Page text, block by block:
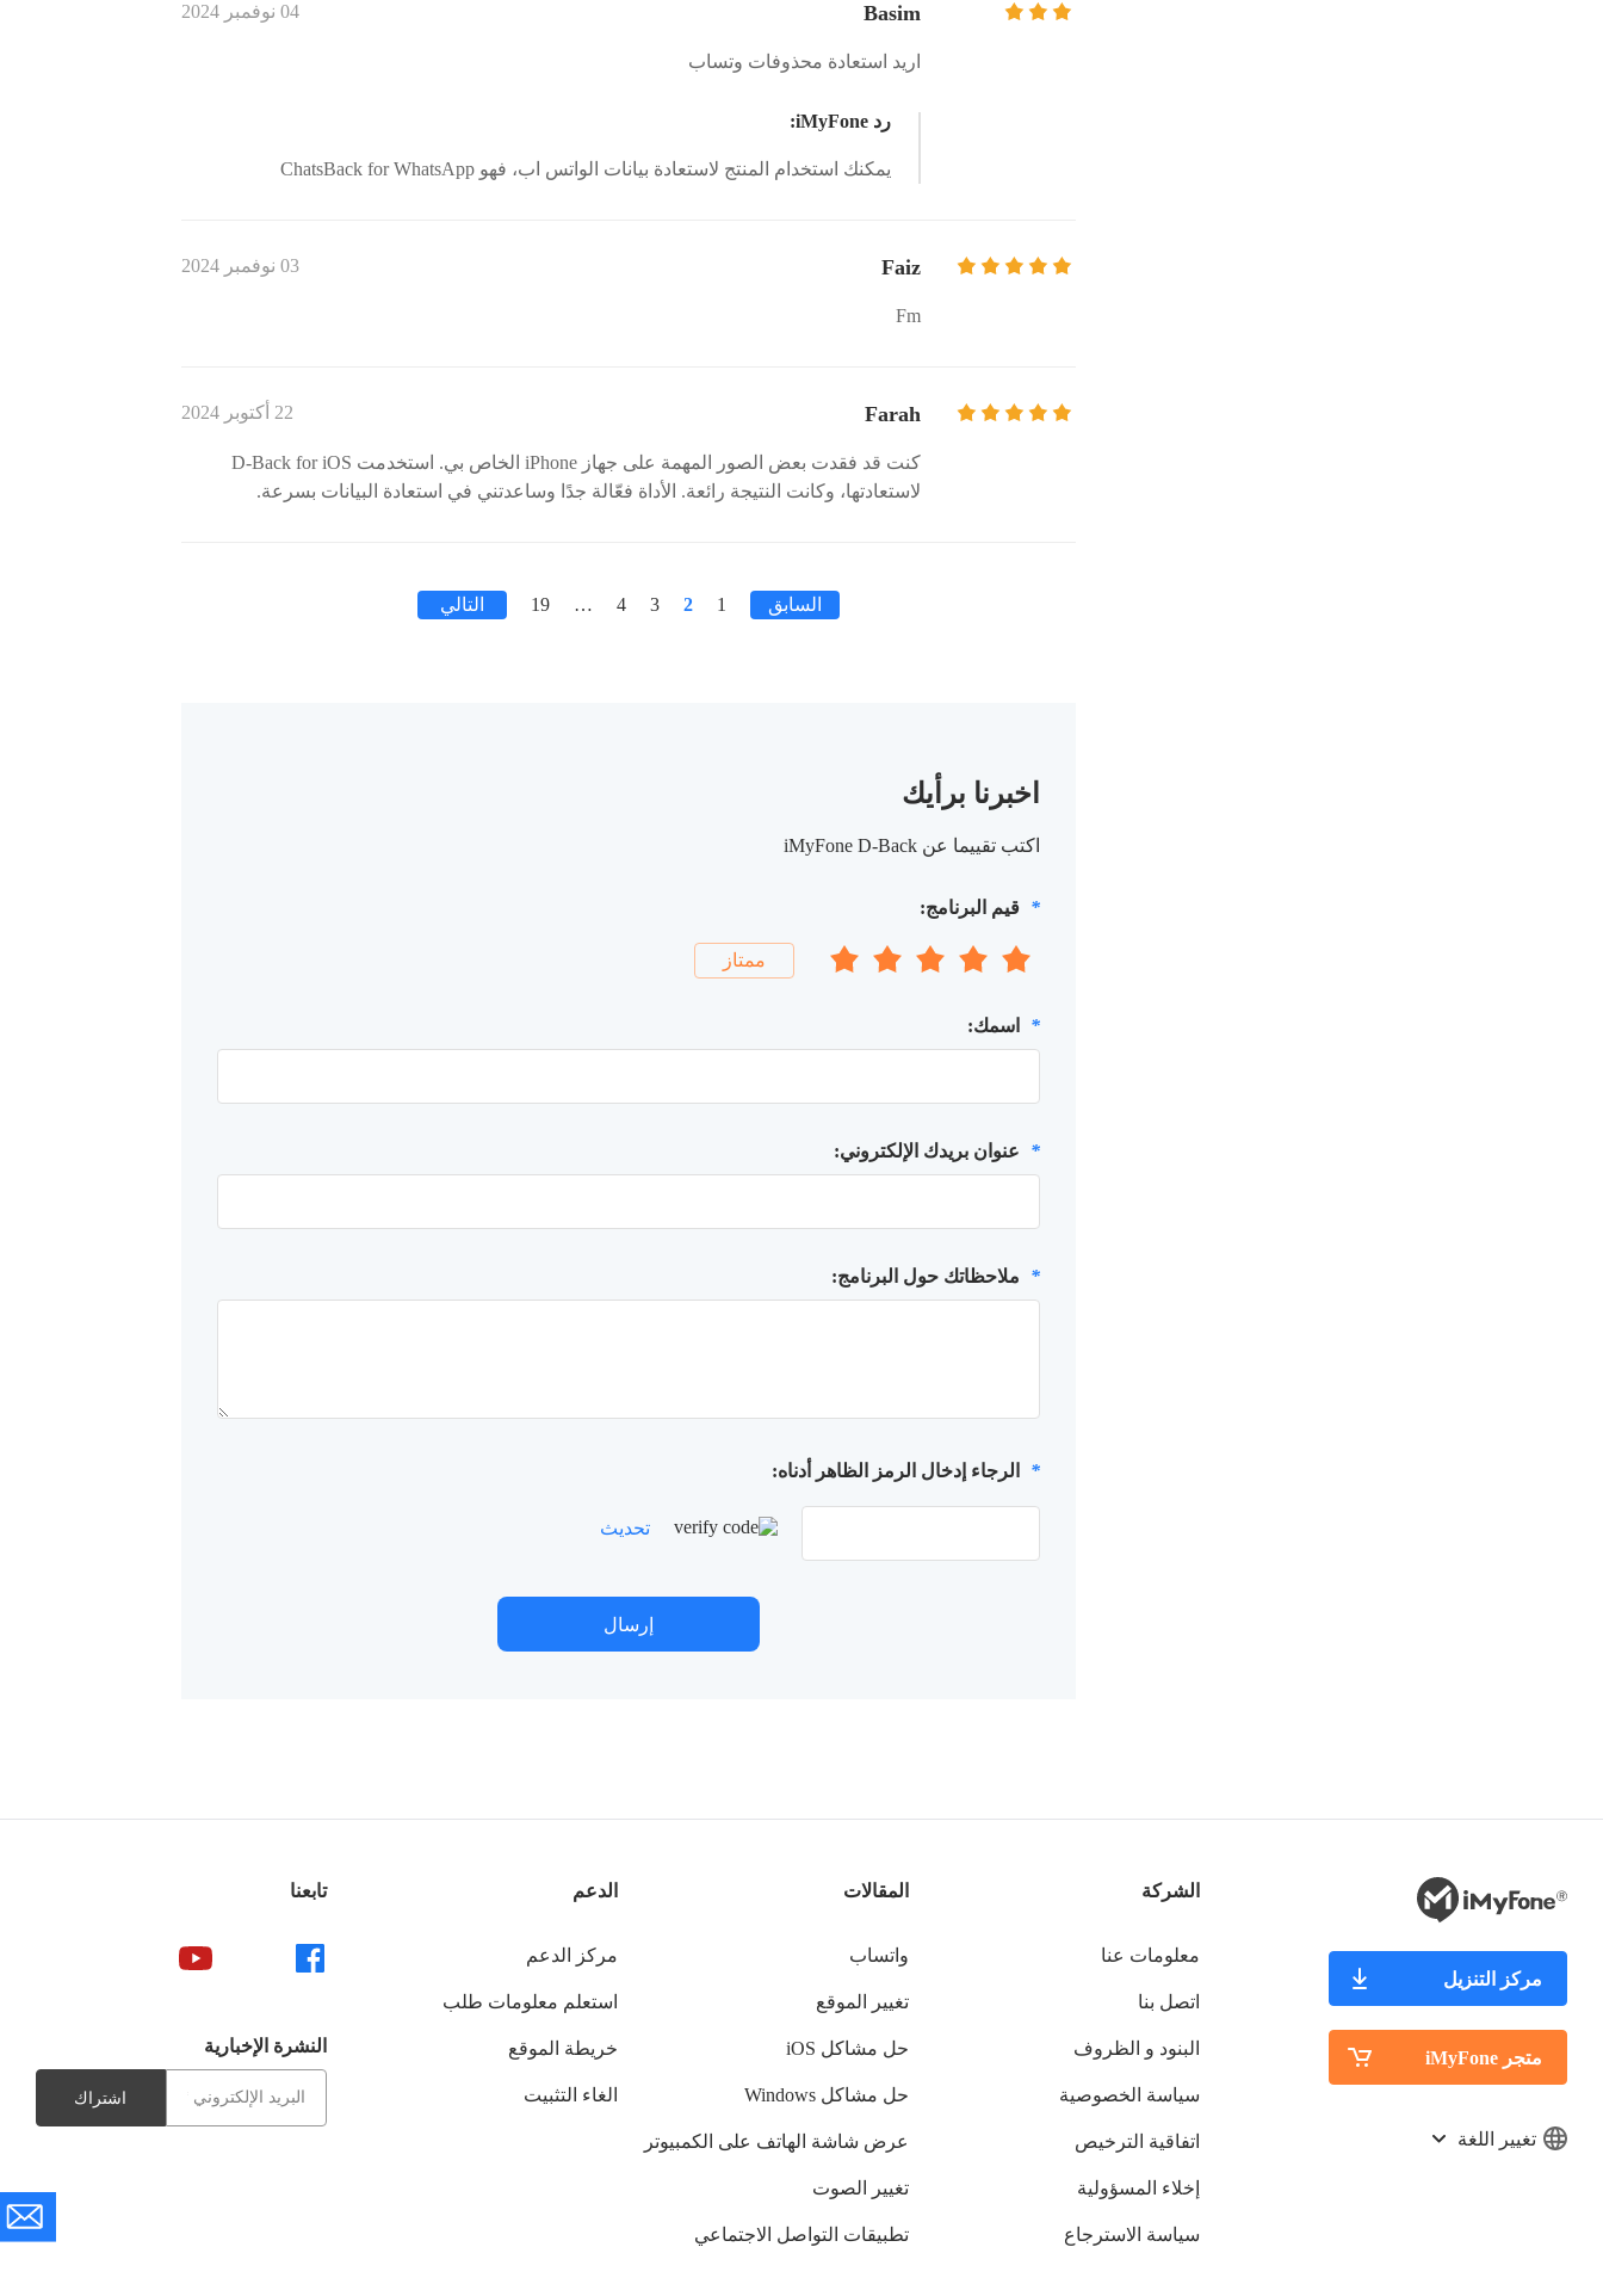
Basim 04 نوفمبر 2024
اريد استعادة محذوفات وتساب
رد iMyFone:
يمكنك استخدام المنتج لاستعادة بيانات الواتس اب، فهو ChatsBack for WhatsApp
Faiz 03 نوفمبر 2024
Fm
Farah 22 أكتوبر 2024
كنت قد فقدت بعض الصور المهمة على جهاز iPhone الخاص بي. استخدمت D-Back for iOS
لاستعادتها، وكانت النتيجة رائعة. الأداة فعّالة جدًا وساعدتني في استعادة البيانات بسرعة.
السابق 1
2
3
4
…
19 التالي
اخبرنا برأيك
اكتب تقييما عن iMyFone D-Back
* قيم البرنامج:
ممتاز
* اسمك:
* عنوان بريدك الإلكتروني:
* ملاحظاتك حول البرنامج:
* الرجاء إدخال الرمز الظاهر أدناه:
تحديث
إرسال
مركز التنزيل
متجر iMyFone
تغيير اللغة
الشركة
معلومات عنا
اتصل بنا
البنود و الظروف
سياسة الخصوصية
اتفاقية الترخيص
إخلاء المسؤولية
سياسة الاسترجاع
المقالات
واتساب
تغيير الموقع
حل مشاكل iOS
حل مشاكل Windows
عرض شاشة الهاتف على الكمبيوتر
تغيير الصوت
تطبيقات التواصل الاجتماعي
الدعم
مركز الدعم
استعلم معلومات طلب
خريطة الموقع
الغاء التثبيت
تابعنا
النشرة الإخبارية
اشتراك